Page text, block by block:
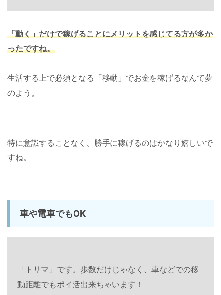
「動く」だけで稼げることにメリットを感じてる方が多か
ったですね。
生活する上で必須となる「移動」でお金を稼げるなんて夢
のよう。
特に意識することなく、勝手に稼げるのはかなり嬉しいで
すね。
車や電車でもOK
「トリマ」です。歩数だけじゃなく、車などでの移
動距離でもポイ活出来ちゃいます！